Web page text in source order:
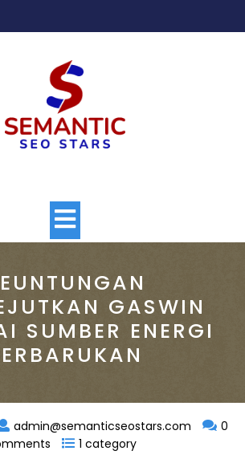
Open
GASWIN
SUMBER ENERGI
admin@semanticseostars.com
0
1 category